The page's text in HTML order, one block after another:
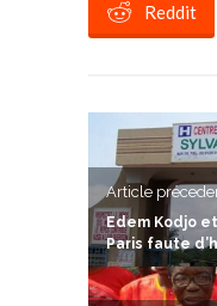
Reddit
Article
Edem Kodjo
Paris faute